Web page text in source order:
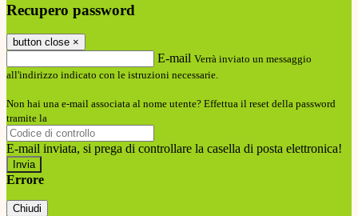
Recupero password
button close ×
E-mail Verrà inviato un messaggio
all'indirizzo indicato con le istruzioni necessarie.
Non hai una e-mail associata al nome utente? Effettua il reset della password
tramite la
E-mail inviata, si prega di controllare la casella di posta elettronica!
Errore
Chiudi